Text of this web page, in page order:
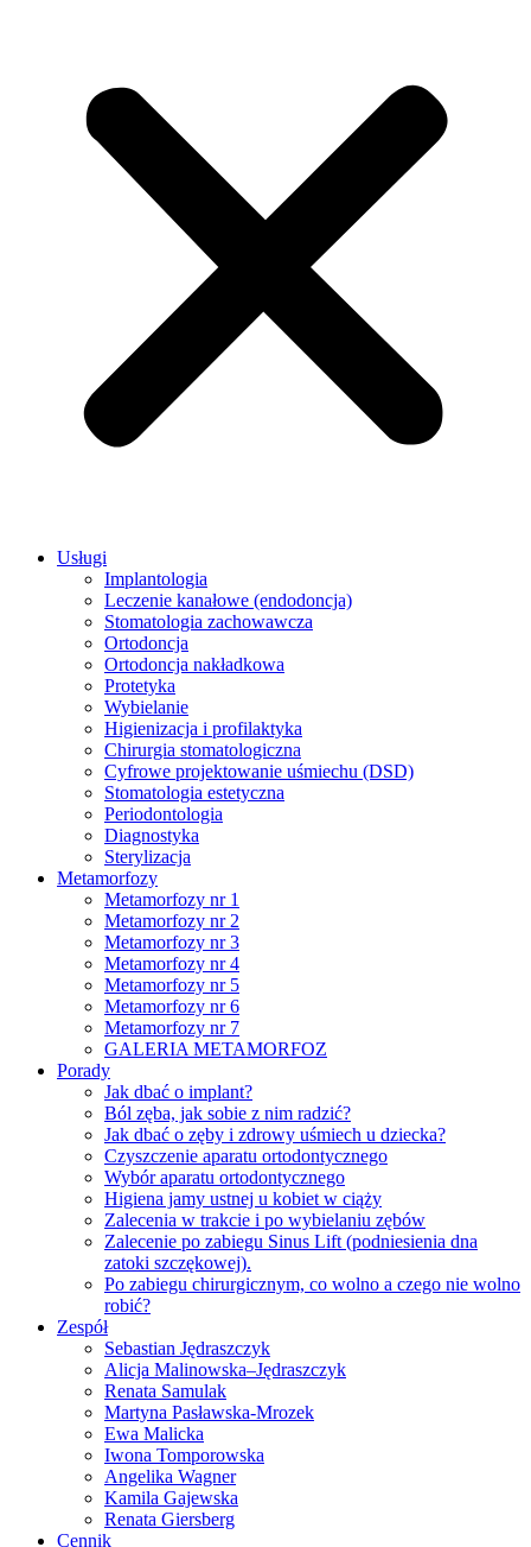
Usługi
Implantologia
Leczenie kanałowe (endodoncja)
Stomatologia zachowawcza
Ortodoncja
Ortodoncja nakładkowa
Protetyka
Wybielanie
Higienizacja i profilaktyka
Chirurgia stomatologiczna
Cyfrowe projektowanie uśmiechu (DSD)
Stomatologia estetyczna
Periodontologia
Diagnostyka
Sterylizacja
Metamorfozy
Metamorfozy nr 1
Metamorfozy nr 2
Metamorfozy nr 3
Metamorfozy nr 4
Metamorfozy nr 5
Metamorfozy nr 6
Metamorfozy nr 7
GALERIA METAMORFOZ
Porady
Jak dbać o implant?
Ból zęba, jak sobie z nim radzić?
Jak dbać o zęby i zdrowy uśmiech u dziecka?
Czyszczenie aparatu ortodontycznego
Wybór aparatu ortodontycznego
Higiena jamy ustnej u kobiet w ciąży
Zalecenia w trakcie i po wybielaniu zębów
Zalecenie po zabiegu Sinus Lift (podniesienia dna
zatoki szczękowej).
Po zabiegu chirurgicznym, co wolno a czego nie wolno
robić?
Zespół
Sebastian Jędraszczyk
Alicja Malinowska–Jędraszczyk
Renata Samulak
Martyna Pasławska-Mrozek
Ewa Malicka
Iwona Tomporowska
Angelika Wagner
Kamila Gajewska
Renata Giersberg
Cennik